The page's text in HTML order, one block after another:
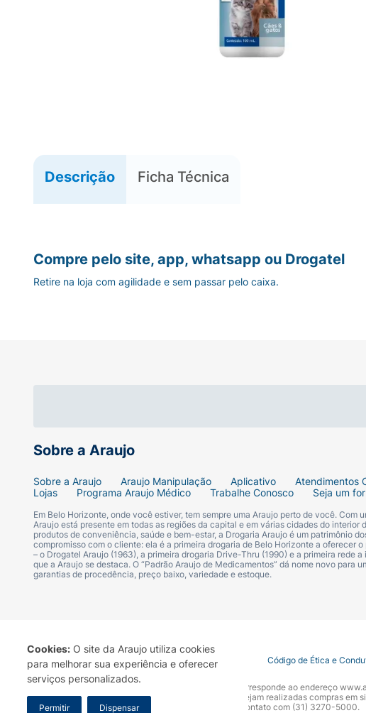
Cookies: O site da Araujo utiliza cookies
para melhorar sua experiência e oferecer
serviços personalizados.
Permitir Dispensar
Descrição Ficha Técnica
Sobre a Araujo
Sobre a Araujo Araujo Manipulação Aplicativo Atendimentos
Lojas
Programa Araujo Médico Trabalhe Conosco Seja um
Em Belo Horizonte, onde você estiver, tem sempre uma Araujo perto de você.
Araujo está presente em todas as regiões da capital e em várias cidades do
produtos de conveniência, saúde e bem-estar, a Drogaria Araujo é um patrimônio
compromisso com o cliente: ela é a primeira drogaria de Belo Horizonte a oferecer
– o Drogatel Araujo (1963), a primeira drogaria Drive-Thru (1990) e a primeira rede
que a Araujo se destaca. O “Padrão Araujo de Medicamentos” dá nome novo
garantias de procedência, preço baixo, variedade e estoque.
Compre pelo site, app, whatsapp ou Drogatel
Retire na loja com agilidade e sem passar pelo caixa.
Termo de Uso Portal da Privacidade Covid-19 Código de Ética e
A Drogaria Araujo S/A informa que o seu site oficial corresponde ao endereço
marca. Para sua segurança recomendamos que não sejam realizadas compras
Araujo S.A. Em caso de dúvidas, gentileza entrar em contato com (31) 3270-5000.